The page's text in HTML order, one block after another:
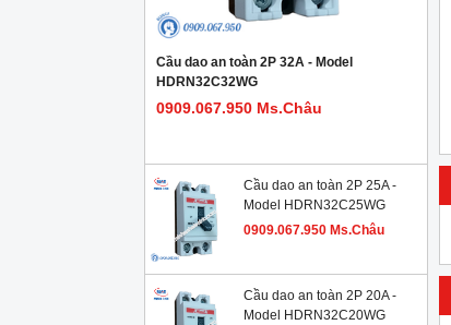
Cầu dao an toàn 2P 32A - Model
HDRN32C32WG
0909.067.950 Ms.Châu
Cầu dao an toàn 2P 25A -
Model HDRN32C25WG
0909.067.950 Ms.Châu
Cầu dao an toàn 2P 20A -
Model HDRN32C20WG